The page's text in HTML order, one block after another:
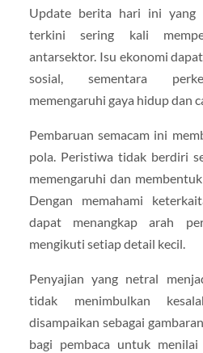
Update berita hari ini yang
terkini sering kali
antarsektor. Isu ekonomi
sosial, sementara
memengaruhi gaya hidup dan
Pembaruan semacam ini
pola. Peristiwa tidak berdiri
memengaruhi dan
Dengan memahami
dapat menangkap arah
mengikuti setiap detail kecil.
Penyajian yang netral
tidak menimbulkan
disampaikan sebagai
bagi pembaca untuk